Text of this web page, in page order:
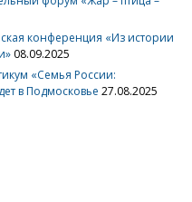
конференция «Из истории
08.09.2025
«Семья России:
в Подмосковье 27.08.2025